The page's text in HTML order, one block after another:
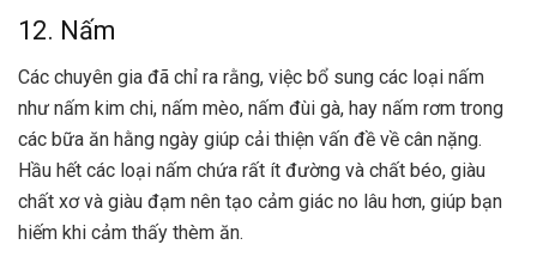
12. Nấm
Các chuyên gia đã chỉ ra rằng, việc bổ sung các loại nấm
như nấm kim chi, nấm mèo, nấm đùi gà, hay nấm rơm trong
các bữa ăn hằng ngày giúp cải thiện vấn đề về cân nặng.
Hầu hết các loại nấm chứa rất ít đường và chất béo, giàu
chất xơ và giàu đạm nên tạo cảm giác no lâu hơn, giúp bạn
hiếm khi cảm thấy thèm ăn.